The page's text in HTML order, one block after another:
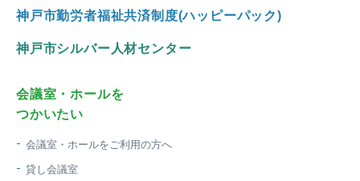
神戸市勤労者福祉共済制度(ハッピーパック)
神戸市シルバー人材センター
会議室・ホールを
つかいたい
会議室・ホールをご利用の方へ
貸し会議室